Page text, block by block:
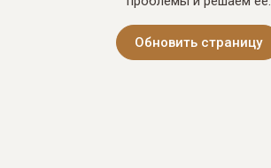
Обновить страницу